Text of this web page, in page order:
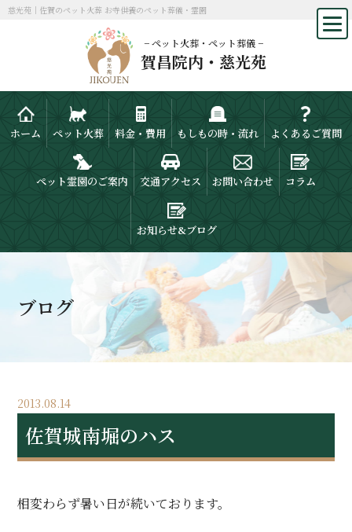
慈光苑｜佐賀のペット火葬 お寺供養のペット葬儀・霊園
− ペット火葬・ペット葬儀 −
賀昌院内・慈光苑
ホーム ペット火葬 料金・費用 もしもの時・流れ よくあるご質問
ペット霊園のご案内 交通アクセス お問い合わせ コラム
お知らせ&ブログ
ブログ
2013.08.14
佐賀城南堀のハス
相変わらず暑い日が続いております。